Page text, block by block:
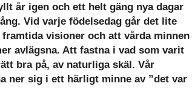
år igen och ett helt gäng nya dagar
Vid varje födelsedag går det lite
visioner och att vårda minnen
avlägsna. Att fastna i vad som varit
bra på, av naturliga skäl. Vår
ner sig i ett härligt minne av ”det var